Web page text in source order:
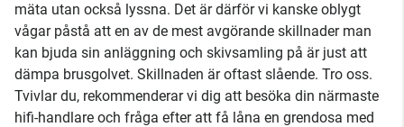
mäta utan också lyssna. Det är därför vi kanske oblygt
vågar påstå att en av de mest avgörande skillnader man
kan bjuda sin anläggning och skivsamling på är just att
dämpa brusgolvet. Skillnaden är oftast slående. Tro oss.
Tvivlar du, rekommenderar vi dig att besöka din närmaste
hifi-handlare och fråga efter att få låna en grendosa med